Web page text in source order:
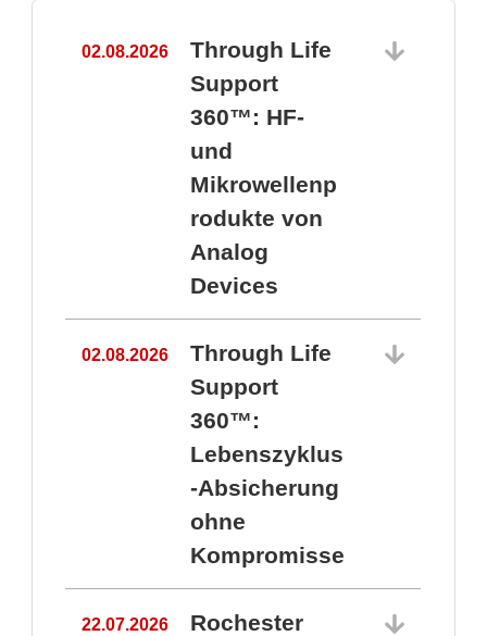
02.08.2026
Through Life
Support
360™: HF-
und
Mikrowellenp
rodukte von
Analog
Devices
02.08.2026
Through Life
Support
360™:
Lebenszyklus
-Absicherung
ohne
Kompromisse
22.07.2026
Rochester